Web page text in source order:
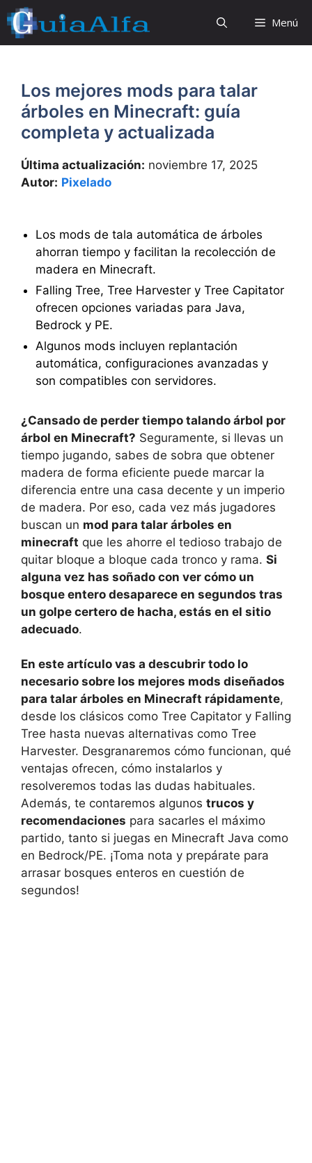
Saltar
al
contenido
Menú
Los mejores mods para talar
árboles en Minecraft: guía
completa y actualizada
Última actualización: noviembre 17, 2025
Autor: Pixelado
Los mods de tala automática de árboles
ahorran tiempo y facilitan la recolección de
madera en Minecraft.
Falling Tree, Tree Harvester y Tree Capitator
ofrecen opciones variadas para Java,
Bedrock y PE.
Algunos mods incluyen replantación
automática, configuraciones avanzadas y
son compatibles con servidores.
¿Cansado de perder tiempo talando árbol por
árbol en Minecraft? Seguramente, si llevas un
tiempo jugando, sabes de sobra que obtener
madera de forma eficiente puede marcar la
diferencia entre una casa decente y un imperio
de madera. Por eso, cada vez más jugadores
buscan un mod para talar árboles en
minecraft que les ahorre el tedioso trabajo de
quitar bloque a bloque cada tronco y rama. Si
alguna vez has soñado con ver cómo un
bosque entero desaparece en segundos tras
un golpe certero de hacha, estás en el sitio
adecuado.
En este artículo vas a descubrir todo lo
necesario sobre los mejores mods diseñados
para talar árboles en Minecraft rápidamente,
desde los clásicos como Tree Capitator y Falling
Tree hasta nuevas alternativas como Tree
Harvester. Desgranaremos cómo funcionan, qué
ventajas ofrecen, cómo instalarlos y
resolveremos todas las dudas habituales.
Además, te contaremos algunos trucos y
recomendaciones para sacarles el máximo
partido, tanto si juegas en Minecraft Java como
en Bedrock/PE. ¡Toma nota y prepárate para
arrasar bosques enteros en cuestión de
segundos!